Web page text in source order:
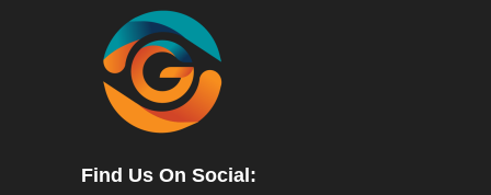
Find Us On Social: